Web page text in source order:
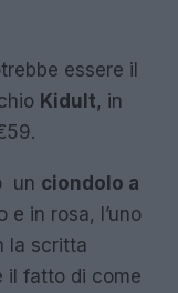
essere il
Kidult, in
un ciondolo a
e in rosa, l’uno
la scritta
il fatto di come